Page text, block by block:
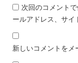
次回のコメント
ールアドレス、サイ
新しいコメントをメ